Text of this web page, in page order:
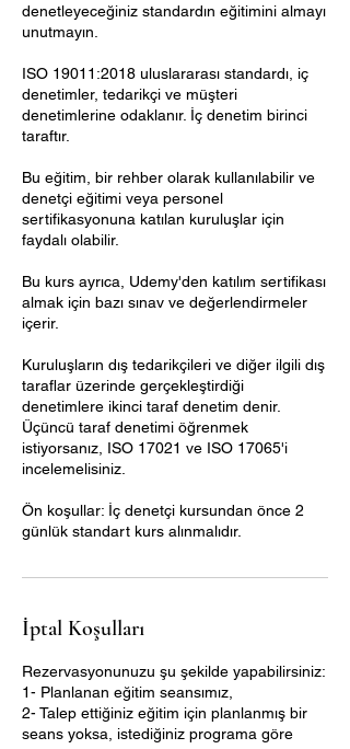
denetleyeceğiniz standardın eğitimini almayı
unutmayın.
ISO 19011:2018 uluslararası standardı, iç
denetimler, tedarikçi ve müşteri
denetimlerine odaklanır. İç denetim birinci
taraftır.
Bu eğitim, bir rehber olarak kullanılabilir ve
denetçi eğitimi veya personel
sertifikasyonuna katılan kuruluşlar için
faydalı olabilir.
Bu kurs ayrıca, Udemy'den katılım sertifikası
almak için bazı sınav ve değerlendirmeler
içerir.
Kuruluşların dış tedarikçileri ve diğer ilgili dış
taraflar üzerinde gerçekleştirdiği
denetimlere ikinci taraf denetim denir.
Üçüncü taraf denetimi öğrenmek
istiyorsanız, ISO 17021 ve ISO 17065'i
incelemelisiniz.
Ön koşullar: İç denetçi kursundan önce 2
günlük standart kurs alınmalıdır.
İptal Koşulları
Rezervasyonunuzu şu şekilde yapabilirsiniz:
1- Planlanan eğitim seansımız,
2- Talep ettiğiniz eğitim için planlanmış bir
seans yoksa, istediğiniz programa göre